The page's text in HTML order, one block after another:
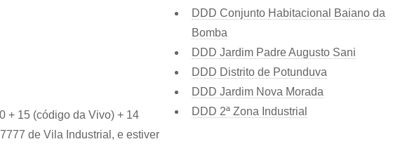
+ 15 (código da Vivo) + 14
de Vila Industrial, e estiver
DDD Conjunto Habitacional Baiano da
Bomba
DDD Jardim Padre Augusto Sani
DDD Distrito de Potunduva
DDD Jardim Nova Morada
DDD 2ª Zona Industrial